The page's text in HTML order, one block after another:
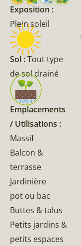
Exposition :
Plein soleil
Sol :Tout type
de sol drainé
Emplacements
/ Utilisations :
Massif
Balcon &
terrasse
Jardinière
pot ou bac
Buttes & talus
Petits jardins &
petits espaces